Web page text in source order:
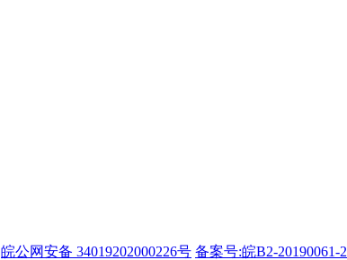
皖公网安备 34019202000226号 备案号:皖B2-20190061-2